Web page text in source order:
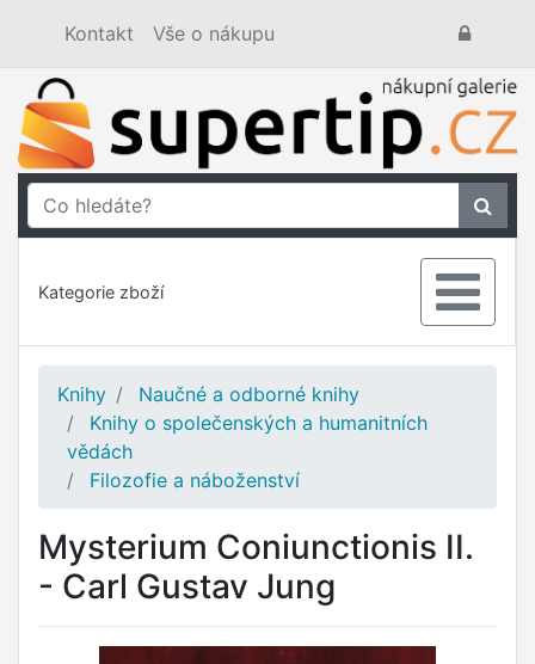
Kontakt Vše o nákupu
Kategorie zboží
Knihy
Naučné a odborné knihy
Knihy o společenských a humanitních
vědách
Filozofie a náboženství
Mysterium Coniunctionis II.
- Carl Gustav Jung